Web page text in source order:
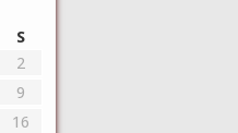
S
2
9
16